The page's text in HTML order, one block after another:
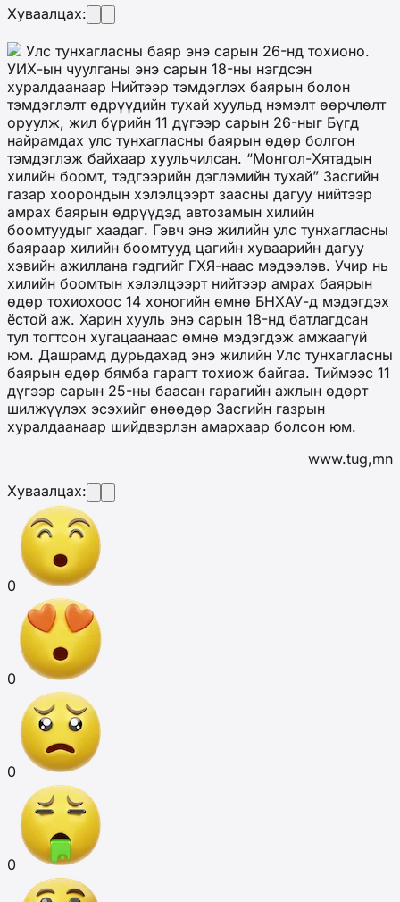
Хуваалцах:
Улс тунхагласны баяр энэ сарын 26-нд тохионо.
УИХ-ын чуулганы энэ сарын 18-ны нэгдсэн
хуралдаанаар Нийтээр тэмдэглэх баярын болон
тэмдэглэлт өдрүүдийн тухай хуульд нэмэлт өөрчлөлт
оруулж, жил бүрийн 11 дүгээр сарын 26-ныг Бүгд
найрамдах улс тунхагласны баярын өдөр болгон
тэмдэглэж байхаар хуульчилсан. “Монгол-Хятадын
хилийн боомт, тэдгээрийн дэглэмийн тухай” Засгийн
газар хоорондын хэлэлцээрт заасны дагуу нийтээр
амрах баярын өдрүүдэд автозамын хилийн
боомтуудыг хаадаг. Гэвч энэ жилийн улс тунхагласны
баяраар хилийн боомтууд цагийн хуваарийн дагуу
хэвийн ажиллана гэдгийг ГХЯ-наас мэдээлэв. Учир нь
хилийн боомтын хэлэлцээрт нийтээр амрах баярын
өдөр тохиохоос 14 хоногийн өмнө БНХАУ-д мэдэгдэх
ёстой аж. Харин хууль энэ сарын 18-нд батлагдсан
тул тогтсон хугацаанаас өмнө мэдэгдэж амжаагүй
юм. Дашрамд дурьдахад энэ жилийн Улс тунхагласны
баярын өдөр бямба гарагт тохиож байгаа. Тиймээс 11
дүгээр сарын 25-ны баасан гарагийн ажлын өдөрт
шилжүүлэх эсэхийг өнөөдөр Засгийн газрын
хуралдаанаар шийдвэрлэн амархаар болсон юм.
www.tug,mn
Хуваалцах:
0
0
0
0